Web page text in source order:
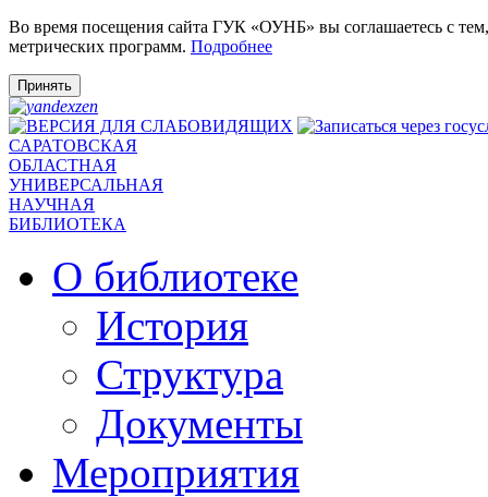
Во время посещения сайта ГУК «ОУНБ» вы соглашаетесь с
метрических программ. Подробнее
Принять
САРАТОВСКАЯ
ОБЛАСТНАЯ
УНИВЕРСАЛЬНАЯ
НАУЧНАЯ
БИБЛИОТЕКА
О библиотеке
История
Структура
Документы
Мероприятия